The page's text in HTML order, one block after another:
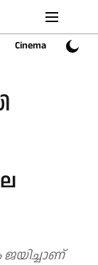
Cinema Sports
ജയിച്ചാണ്